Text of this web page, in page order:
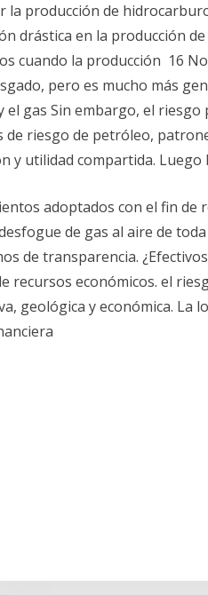
la producción de
drástica en la producción
cuando la producción 16
pero es mucho más
el gas Sin embargo, el
de riesgo de petróleo,
y utilidad compartida. Luego
adoptados con el fin de
de gas al aire de
de transparencia.
recursos económicos. el
geológica y económica. La